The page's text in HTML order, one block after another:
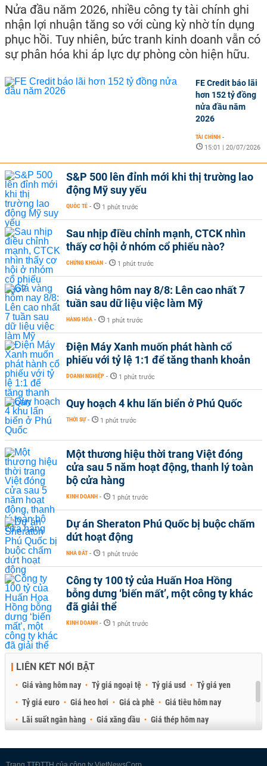
Nửa đầu năm 2026, nhiều công ty tài chính ghi
nhận lợi nhuận tăng so với cùng kỳ nhờ tín dụng
phục hồi. Tuy nhiên, bức tranh kinh doanh vẫn có
sự phân hóa khi áp lực dự phòng còn hiện hữu.
FE Credit báo lãi
hơn 152 tỷ đồng
nửa đầu năm
2026
TÀI CHÍNH -
15:01 | 20/07/2026
S&P 500 lên đỉnh mới khi thị trường lao
động Mỹ suy yếu
QUỐC TẾ - 1 phút trước
Sau nhịp điều chỉnh mạnh, CTCK nhìn
thấy cơ hội ở nhóm cổ phiếu nào?
CHỨNG KHOÁN - 1 phút trước
Giá vàng hôm nay 8/8: Lên cao nhất 7
tuần sau dữ liệu việc làm Mỹ
HÀNG HÓA - 1 phút trước
Điện Máy Xanh muốn phát hành cổ
phiếu với tỷ lệ 1:1 để tăng thanh khoản
DOANH NGHIỆP - 1 phút trước
Quy hoạch 4 khu lấn biển ở Phú Quốc
THỜI SỰ - 1 phút trước
Một thương hiệu thời trang Việt đóng
cửa sau 5 năm hoạt động, thanh lý toàn
bộ cửa hàng
KINH DOANH - 1 phút trước
Dự án Sheraton Phú Quốc bị buộc chấm
dứt hoạt động
NHÀ ĐẤT - 1 phút trước
Công ty 100 tỷ của Huấn Hoa Hồng
bỗng dưng ‘biến mất’, một công ty khác
đã giải thể
KINH DOANH - 1 phút trước
LIÊN KẾT NỔI BẬT
Giá vàng hôm nay Tỷ giá ngoại tệ Tỷ giá usd
Tỷ giá yen
Tỷ giá euro
Giá heo hơi Giá cà phê
Giá tiêu hôm nay
Lãi suất ngân hàng
Giá xăng dầu
Giá thép hôm nay